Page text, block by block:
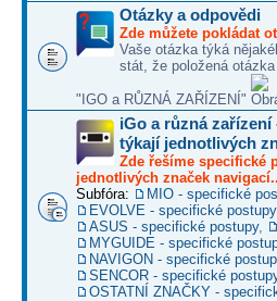
Otázky a odpovědi
Zde můžete pokládat
Vaše otázka týká
stát, že položená
"IGO a RŮZNÁ ZAŘÍZENÍ"
iGo a různá
týkají jednotlivých
Zde řešíme specifické
jednotlivých značek
Subfóra:
MIO - specifické
EVOLVE - specifické postupy,
ASUS - specifické postupy,
MYGUIDE - specifické
NAVIGON - specifické
SENCOR - specifické
OSTATNÍ ZNAČKY -